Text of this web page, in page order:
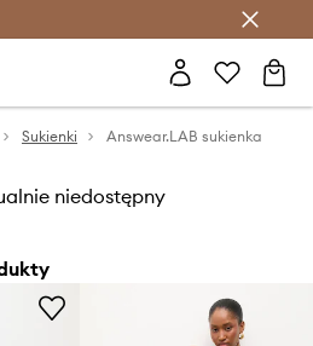
z Answear Club >
Sukienki Answear.LAB sukienka
niedostępny